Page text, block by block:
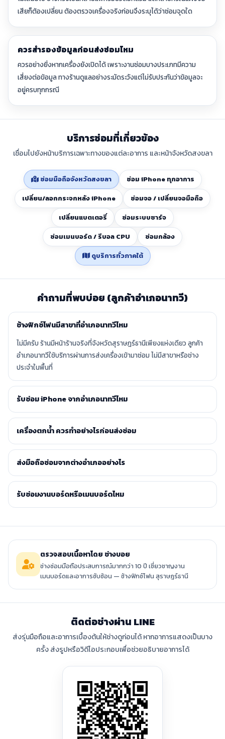
เสียก็ต้องเปลี่ยน ต้องตรวจเครื่องจริงก่อนจึงระบุได้ว่าซ่อมจุดใด
ควรสำรองข้อมูลก่อนส่งซ่อมไหม
ควรอย่างยิ่งหากเครื่องยังเปิดได้ เพราะงานซ่อมบางประเภทมีความ
เสี่ยงต่อข้อมูล ทางร้านดูแลอย่างระมัดระวังแต่ไม่รับประกันว่าข้อมูลจะ
อยู่ครบทุกกรณี
บริการซ่อมที่เกี่ยวข้อง
เชื่อมไปยังหน้าบริการเฉพาะทางของแต่ละอาการ และหน้าจังหวัดสงขลา
ซ่อมมือถือจังหวัดสงขลา
ซ่อม iPhone ทุกอาการ
เปลี่ยน/ลอกกระจกหลัง iPhone
ซ่อมจอ / เปลี่ยนจอมือถือ
เปลี่ยนแบตเตอรี่
ซ่อมระบบชาร์จ
ซ่อมเมนบอร์ด / รีบอล CPU
ซ่อมกล้อง
ดูบริการทั่วภาคใต้
คำถามที่พบบ่อย (ลูกค้าอำเภอนาทวี)
ช้างฟิกซ์โฟนมีสาขาที่อำเภอนาทวีไหม
ไม่มีครับ ร้านมีหน้าร้านจริงที่จังหวัดสุราษฎร์ธานีเพียงแห่งเดียว ลูกค้า
อำเภอนาทวีใช้บริการผ่านการส่งเครื่องเข้ามาซ่อม ไม่มีสาขาหรือช่าง
ประจำในพื้นที่
รับซ่อม iPhone จากอำเภอนาทวีไหม
เครื่องตกน้ำ ควรทำอย่างไรก่อนส่งซ่อม
ส่งมือถือซ่อมจากต่างอำเภออย่างไร
รับซ่อมงานบอร์ดหรือเมนบอร์ดไหม
ตรวจสอบเนื้อหาโดย ช่างบอย
ช่างซ่อมมือถือประสบการณ์มากกว่า 10 ปี เชี่ยวชาญงาน
เมนบอร์ดและอาการซับซ้อน — ช้างฟิกซ์โฟน สุราษฎร์ธานี
ติดต่อช่างผ่าน LINE
ส่งรุ่นมือถือและอาการเบื้องต้นให้ช่างดูก่อนได้ หากอาการแสดงเป็นบาง
ครั้ง ส่งรูปหรือวิดีโอประกอบเพื่อช่วยอธิบายอาการได้